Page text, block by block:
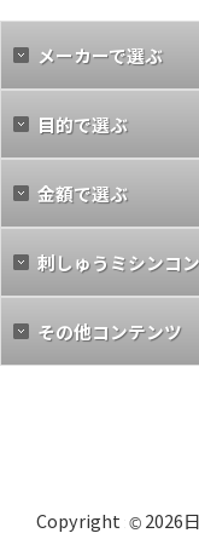
メーカーで選ぶ
目的で選ぶ
金額で選ぶ
刺しゅうミシンコ
その他コンテンツ
Copyright 2026